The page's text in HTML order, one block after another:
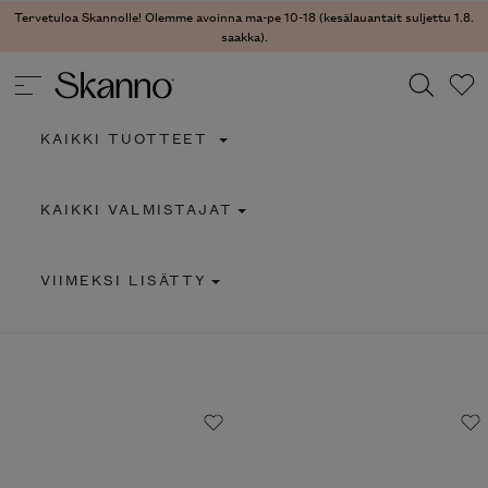
Tervetuloa Skannolle! Olemme avoinna ma-pe 10-18 (kesälauantait suljettu 1.8.
saakka).
Type 2 or more characters for results.
KAIKKI TUOTTEET
KAIKKI VALMISTAJAT
VIIMEKSI LISÄTTY